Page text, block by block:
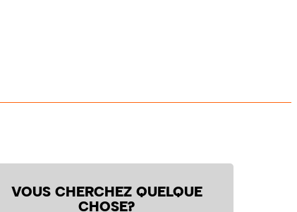
VOUS CHERCHEZ QUELQUE
CHOSE?